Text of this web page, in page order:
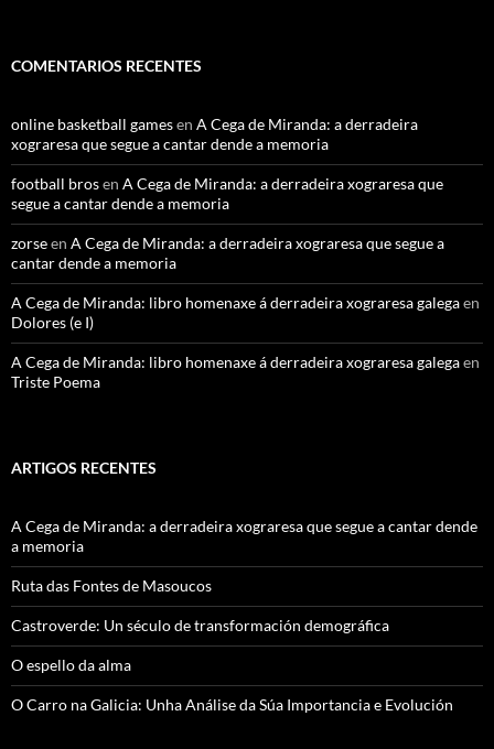
COMENTARIOS RECENTES
online basketball gamesen A Cega de Miranda: a derradeira
xograresa que segue a cantar dende a memoria
football brosen A Cega de Miranda: a derradeira xograresa que
segue a cantar dende a memoria
zorseen A Cega de Miranda: a derradeira xograresa que segue a
cantar dende a memoria
A Cega de Miranda: libro homenaxe á derradeira xograresa galegaen
Dolores (e I)
A Cega de Miranda: libro homenaxe á derradeira xograresa galegaen
Triste Poema
ARTIGOS RECENTES
A Cega de Miranda: a derradeira xograresa que segue a cantar dende
a memoria
Ruta das Fontes de Masoucos
Castroverde: Un século de transformación demográfica
O espello da alma
O Carro na Galicia: Unha Análise da Súa Importancia e Evolución